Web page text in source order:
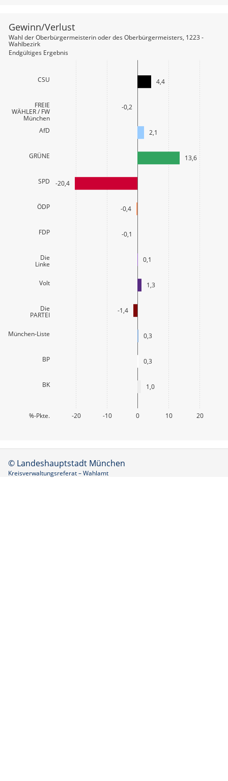
CSU
FREIE
WÄHLER / FW
München
AfD
GRÜNE
SPD
ÖDP
FDP
Die
Linke
Volt
Die
PARTEI
München-Liste
BP
BK
-20 -10 0 10 20
%-Pkte.
4,4
-0,2
2,1
13,6
-20,4
-0,4
-0,1
0,1
1,3
-1,4
0,3
0,3
1,0
Gewinn/Verlust
Wahl der Oberbürgermeisterin oder des Oberbürgermeisters, 1223 -
Wahlbezirk
Endgültiges Ergebnis
© Landeshauptstadt München
Kreisverwaltungsreferat – Wahlamt